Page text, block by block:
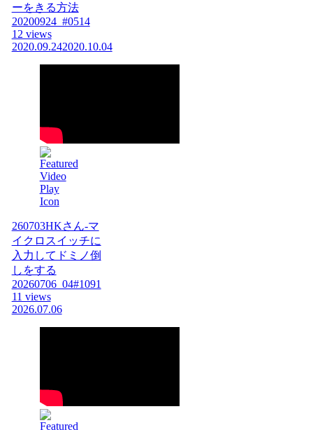
ーをきる方法
20200924_#0514
12 views
2020.09.242020.10.04
260703HKさん-マ
イクロスイッチに
入力してドミノ倒
しをする
20260706_04#1091
11 views
2026.07.06